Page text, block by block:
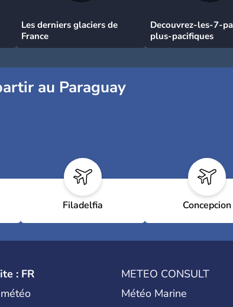
Les derniers glaciers de
France
Decouvrez-les-7-
plus-pacifiques
au Paraguay
Filadelfia Concepcion
: FR
METEO CONSULT
Météo Marine